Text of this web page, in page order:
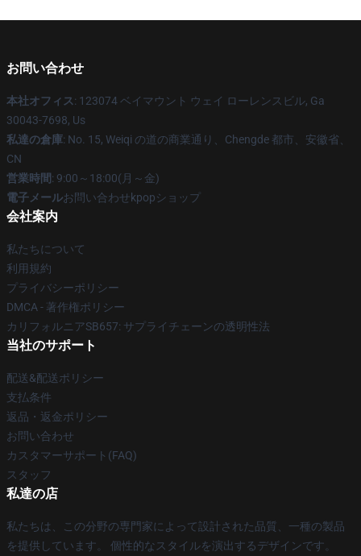
お問い合わせ
本社オフィス: 123074 ベイマウント ウェイ ローレンスビル, Ga
30043-7698, Us
私達の倉庫: No. 15, Weiqi の道の商業通り、Chengde 都市、安徽省、
CN
営業時間: 9:00～18:00(月～金)
電子メールお問い合わせkpopショップ
会社案内
私たちについて
利用規約
プライバシーポリシー
DMCA - 著作権ポリシー
カリフォルニアSB657: サプライチェーンの透明性法
当社のサポート
配送&配送ポリシー
支払条件
返品・返金ポリシー
お問い合わせ
カスタマーサポート(FAQ)
スタッフ
私達の店
私たちは、この分野の専門家によって設計された品質、一種の製品
を提供しています。 個性的なスタイルを演出するデザインです。